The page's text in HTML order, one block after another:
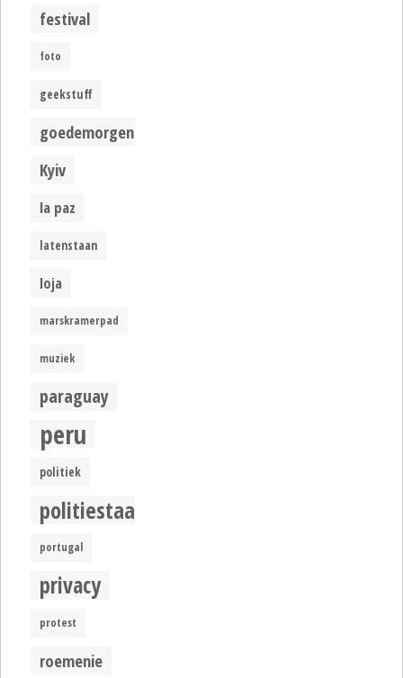
festival
foto
geekstuff
goedemorgen
Kyiv
la paz
latenstaan
loja
marskramerpad
muziek
paraguay
peru
politiek
politiestaat
portugal
privacy
protest
roemenie